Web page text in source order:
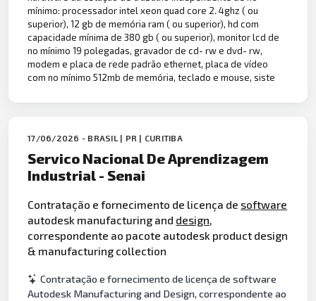
mínimo: processador intel xeon quad core 2. 4ghz ( ou
superior), 12 gb de memória ram ( ou superior), hd com
capacidade mínima de 380 gb ( ou superior), monitor lcd de
no mínimo 19 polegadas, gravador de cd- rw e dvd- rw,
modem e placa de rede padrão ethernet, placa de vídeo
com no mínimo 512mb de memória, teclado e mouse, siste
17/06/2026 - BRASIL | PR | CURITIBA
Servico Nacional De Aprendizagem
Industrial - Senai
Contratação e fornecimento de licença de software
autodesk manufacturing and design
correspondente ao pacote autodesk product design
& manufacturing collection
Contratação e fornecimento de licença de software
Autodesk Manufacturing and Design, correspondente ao